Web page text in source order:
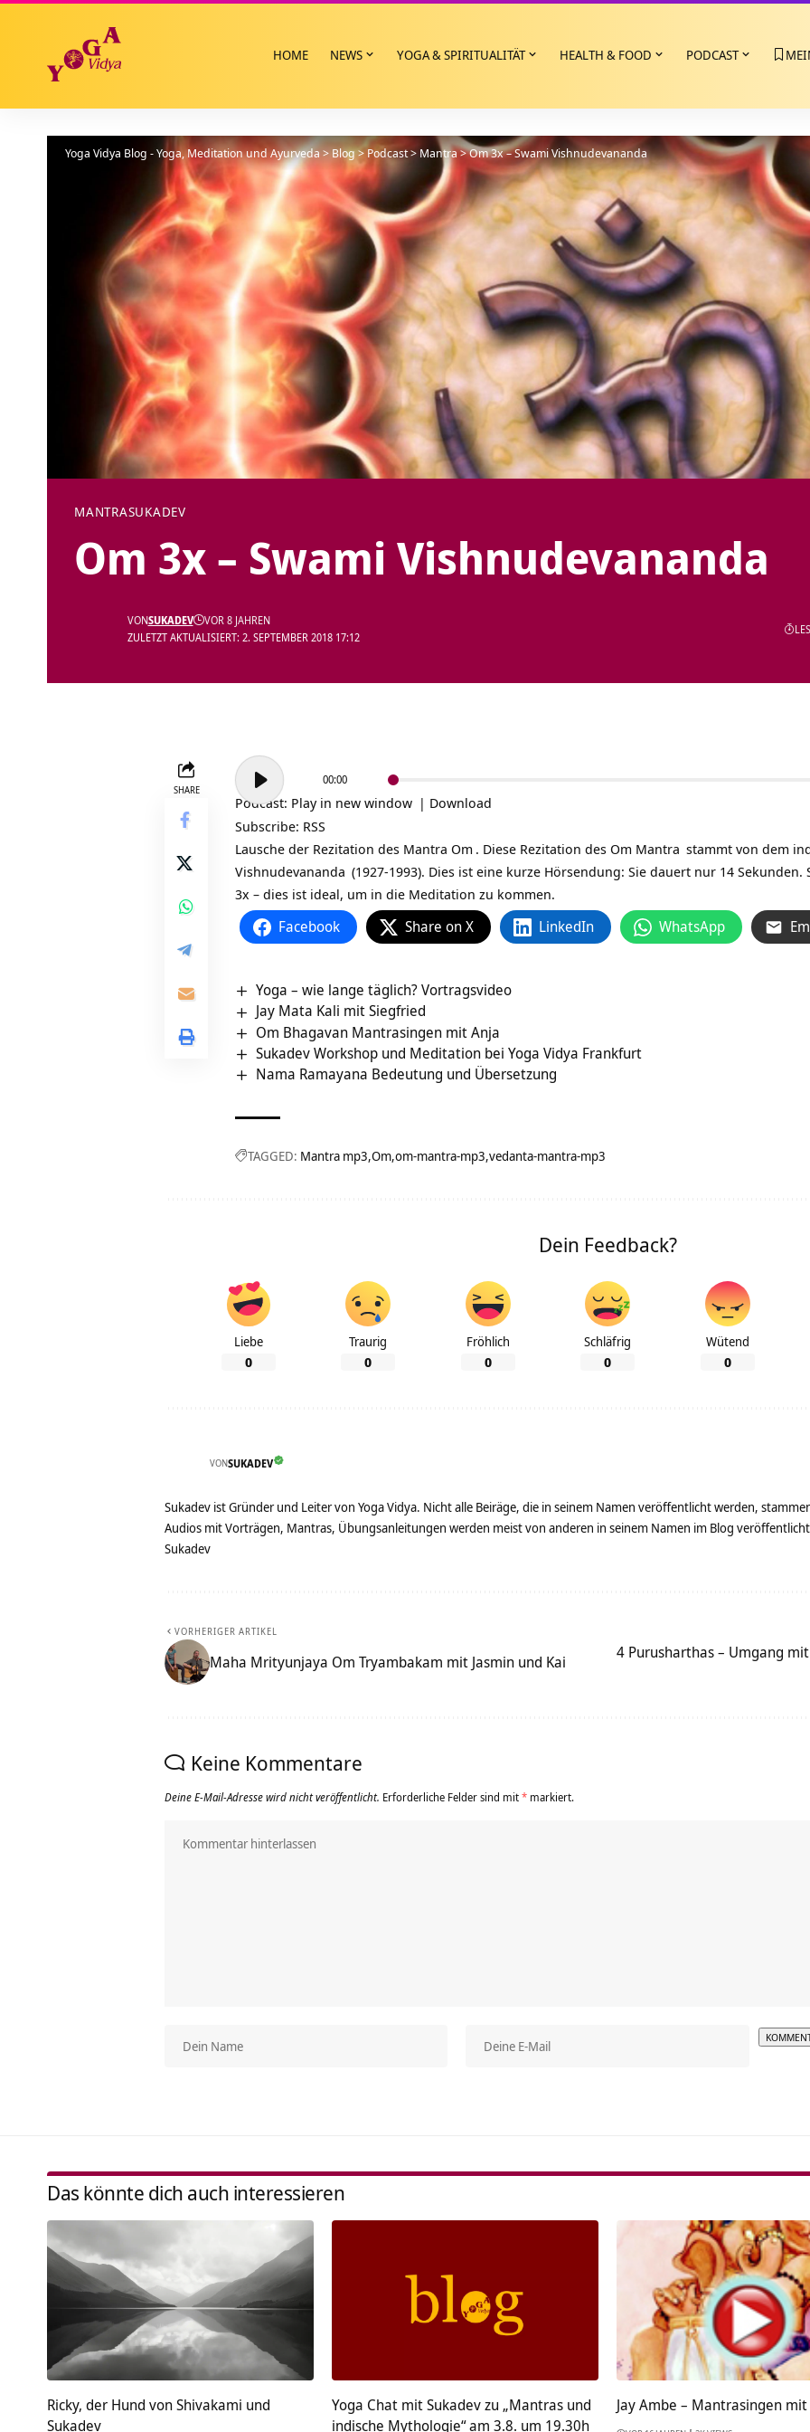
HOME NEWS YOGA & SPIRITUALITÄT HEALTH & FOOD PODCAST
Yoga Vidya Blog - Yoga, Meditation und Ayurveda>Blog>Podcast>Mantra>Om 3x – Swami Vishnudevananda
MANTRASUKADEV
Om 3x – Swami Vishnudevananda
ZULETZT AKTUALISIERT: 2. SEPTEMBER 2018 17:12
VONSUKADEV VOR 8 JAHREN
SHARE
Audio-
Player
00:00
Podcast: Play in new window | Download
Subscribe: RSS
Lausche der Rezitation des Mantra Om . Diese Rezitation des Om Mantra stammt von dem
Vishnudevananda (1927-1993). Dies ist eine kurze Hörsendung: Sie dauert nur 14
3x – dies ist ideal, um in die Meditation zu kommen.
Facebook Share on X LinkedIn WhatsApp
Yoga – wie lange täglich? Vortragsvideo
Jay Mata Kali mit Siegfried
Om Bhagavan Mantrasingen mit Anja
Sukadev Workshop und Meditation bei Yoga Vidya Frankfurt
Nama Ramayana Bedeutung und Übersetzung
TAGGED: Mantra mp3 Om om-mantra-mp3 vedanta-mantra-mp3
Dein Feedback?
Liebe
0
Traurig
0
Fröhlich
0
Schläfrig
0
Wütend
0
VONSUKADEV
Sukadev ist Gründer und Leiter von Yoga Vidya. Nicht alle Beiräge, die in seinem Namen veröffentlicht werden,
Audios mit Vorträgen, Mantras, Übungsanleitungen werden meist von anderen in seinem Namen im Blog
Sukadev
VORHERIGER ARTIKEL
Maha Mrityunjaya Om Tryambakam mit Jasmin und Kai
4 Purusharthas – Umgang
Keine Kommentare
Deine E-Mail-Adresse wird nicht veröffentlicht. Erforderliche Felder sind mit* markiert.
Das könnte dich auch interessieren
Ricky, der Hund von Shivakami und
Sukadev
Yoga Chat mit Sukadev zu „Mantras und
indische Mythologie“ am 3.8. um 19.30h
Jay Ambe – Mantrasingen